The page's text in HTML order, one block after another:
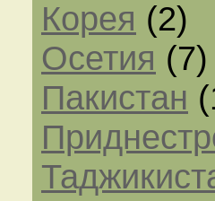
Корея (2)
Осетия (7)
Пакистан